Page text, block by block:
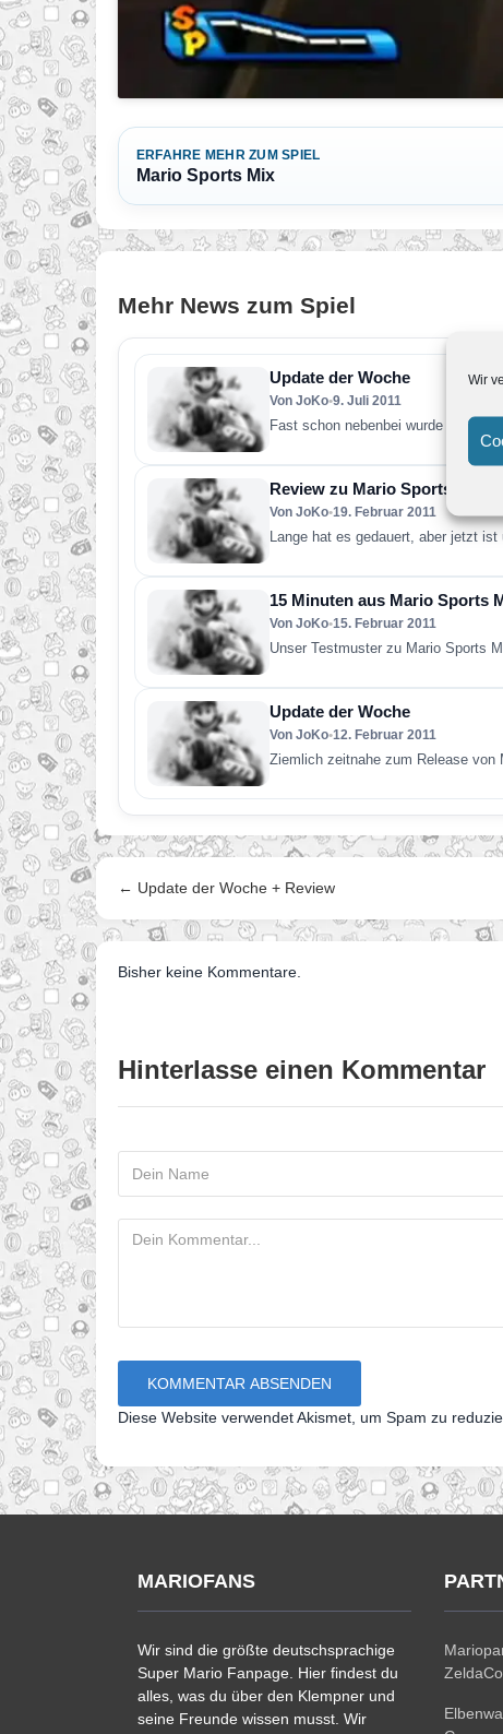
Wir
ERFAHRE MEHR ZUM SPIEL
Mario Sports Mix
Mehr News zum Spiel
Update der Woche
Von JoKo•9. Juli 2011
Fast schon nebenbei wurde auf der
Review zu Mario Sports Mix
Von JoKo•19. Februar 2011
Lange hat es gedauert, aber jetzt
15 Minuten aus Mario Sports
Von JoKo•15. Februar 2011
Unser Testmuster zu Mario Sports
Update der Woche
Von JoKo•12. Februar 2011
Ziemlich zeitnahe zum Release von
← Update der Woche + Review
Bisher keine Kommentare.
Hinterlasse einen Kommentar
Diese Website verwendet Akismet, um Spam zu
MARIOFANS
Wir sind die größte deutschsprachige
Super Mario Fanpage. Hier findest du
alles, was du über den Klempner und
seine Freunde wissen musst. Wir